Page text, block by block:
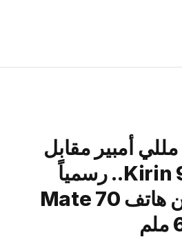
بطارية 6500 مللي أمبير مقابل
معالج Kirin 9020A.. رسمياً
هواوي تعلن عن هاتف Mate 70